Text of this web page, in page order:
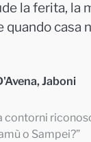
la ferita, la
quando casa
, Jaboni
contorni
o Sampei?”